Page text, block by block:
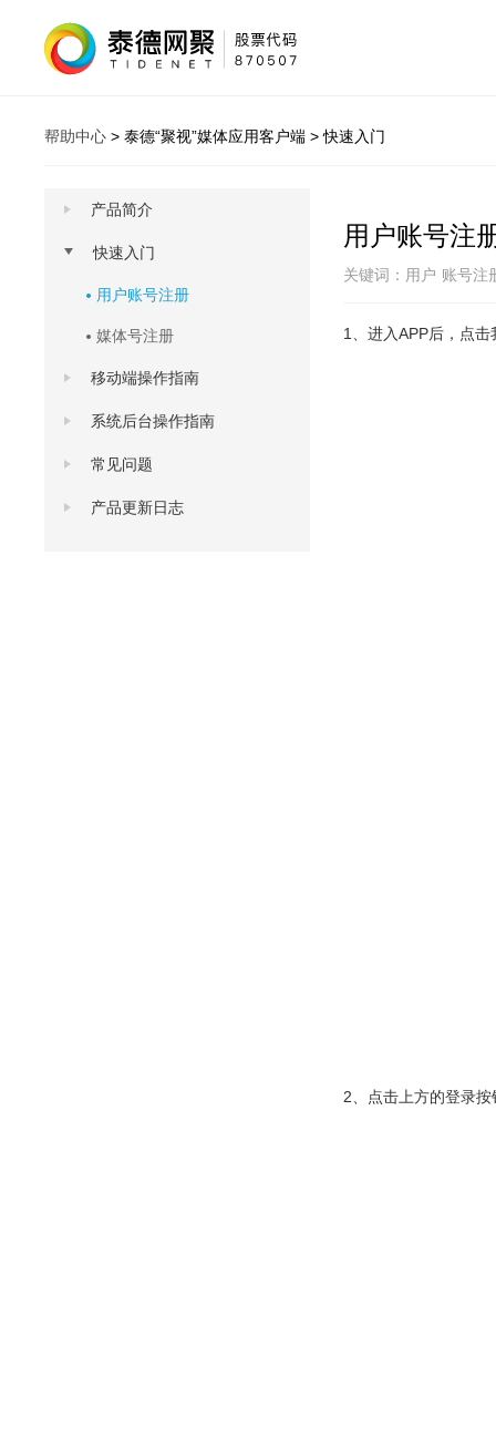
帮助中心 > 泰德“聚视”媒体应用客户端 >快速入门
产品简介
快速入门
用户账号注册
媒体号注册
移动端操作指南
系统后台操作指南
常见问题
产品更新日志
用户账号注
关键词： 用户 账号注
1、进入APP后，点击
2、点击上方的登录按